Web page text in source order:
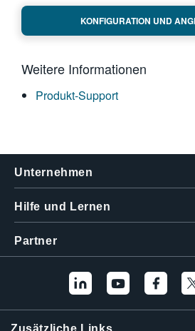
繁體中文KONFIGURATION UND
Weitere Informationen
Produkt-Support
Unternehmen
Hilfe und Lernen
Partner
Zusätzliche Links